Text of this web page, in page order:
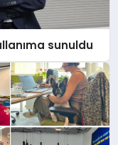
sunuldu